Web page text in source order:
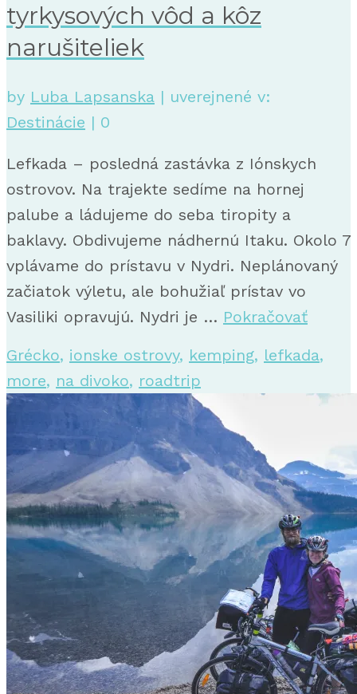
tyrkysových vôd a kôz
narušiteliek
by Luba Lapsanska | uverejnené v:
Destinácie | 0
Lefkada – posledná zastávka z Iónskych
ostrovov. Na trajekte sedíme na hornej
palube a ládujeme do seba tiropity a
baklavy. Obdivujeme nádhernú Itaku. Okolo 7
vplávame do prístavu v Nydri. Neplánovaný
začiatok výletu, ale bohužiaľ prístav vo
Vasiliki opravujú. Nydri je … Pokračovať
Grécko, ionske ostrovy, kemping, lefkada,
more, na divoko, roadtrip